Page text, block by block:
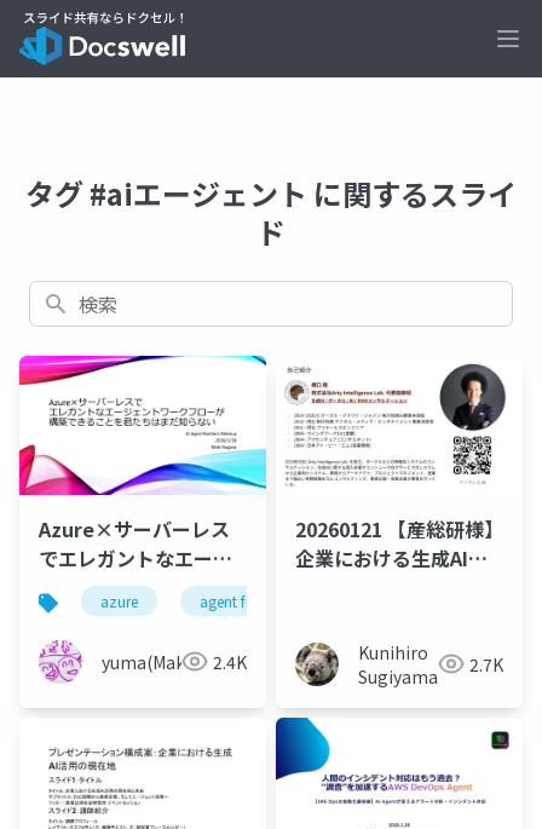
タグ #aiエージェント に関するスライ
ド
検索
Azure×サーバーレス
でエレガントなエージ
ェントワークフローが
構築できることを君た
ちはまだ知らない
azure agent framework
yuma(Maki) 2.4K
20260121 【産総研様】
企業における生成AI活
Kunihiro
Sugiyama
2.7K